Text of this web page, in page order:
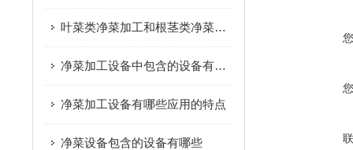
叶菜类净菜加工和根茎类净菜加工这个两种模式的区别是什么？
净菜加工设备中包含的设备有哪些
净菜加工设备有哪些应用的特点
净菜设备包含的设备有哪些